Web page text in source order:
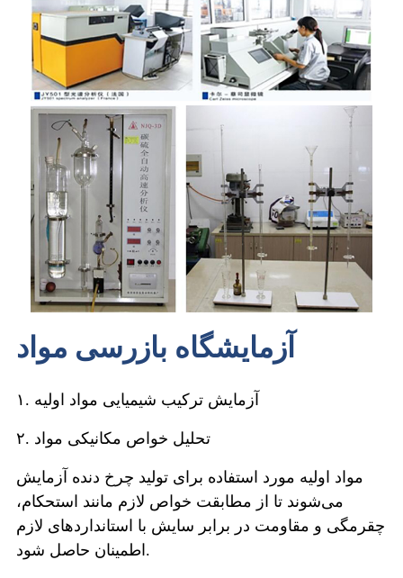
آزمایشگاه بازرسی مواد
۱. آزمایش ترکیب شیمیایی مواد اولیه
۲. تحلیل خواص مکانیکی مواد
مواد اولیه مورد استفاده برای تولید چرخ دنده آزمایش
می‌شوند تا از مطابقت خواص لازم مانند استحکام،
چقرمگی و مقاومت در برابر سایش با استانداردهای لازم
اطمینان حاصل شود.